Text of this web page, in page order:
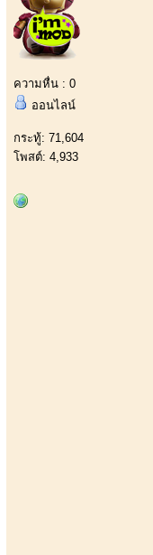
ความหื่น : 0
ออนไลน์
กระทู้: 71,604
โพสต์: 4,933